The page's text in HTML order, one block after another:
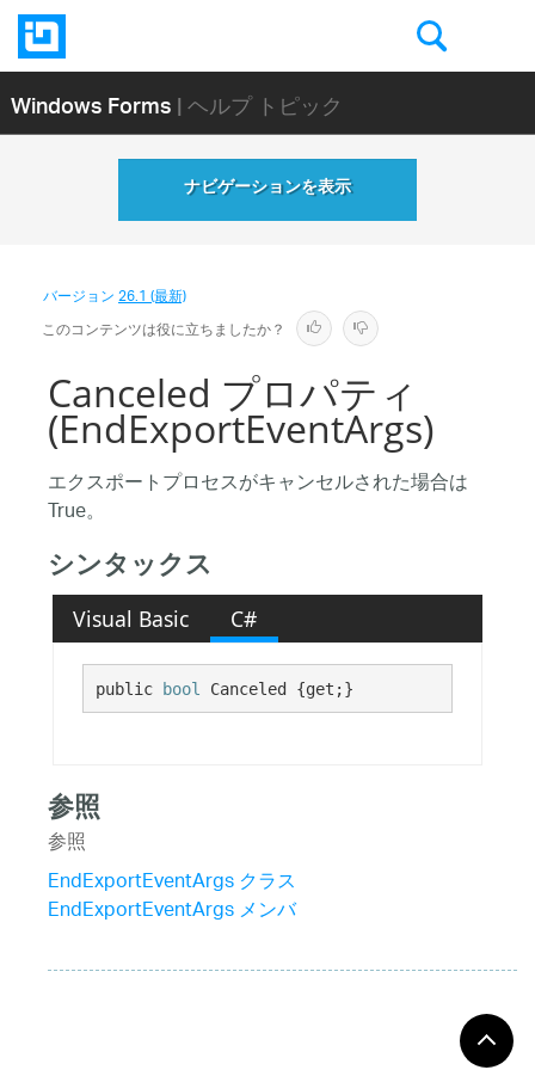
Windows Forms| ヘルプ トピック
ナビゲーションを表示
バージョン26.1 (最新)
このコンテンツは役に立ちましたか？
Canceled プロパティ
(EndExportEventArgs)
エクスポートプロセスがキャンセルされた場合は
True。
シンタックス
Visual Basic C#
public bool Canceled {get;}
参照
参照
EndExportEventArgs クラス
EndExportEventArgs メンバ